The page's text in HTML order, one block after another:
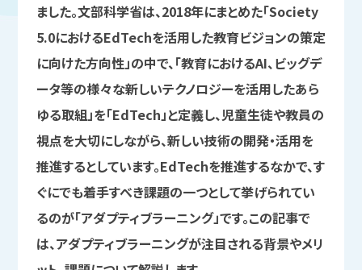
ました。文部科学省は、2018年にまとめた「Society
5.0におけるEdTechを活用した教育ビジョンの策定
に向けた方向性」の中で、「教育におけるAI、ビッグデ
ータ等の様々な新しいテクノロジーを活用したあら
ゆる取組」を「EdTech」と定義し、児童生徒や教員の
視点を大切にしながら、新しい技術の開発・活用を
推進するとしています。EdTechを推進するなかで、す
ぐにでも着手すべき課題の一つとして挙げられてい
るのが「アダプティブラーニング」です。この記事で
は、アダプティブラーニングが注目される背景やメリ